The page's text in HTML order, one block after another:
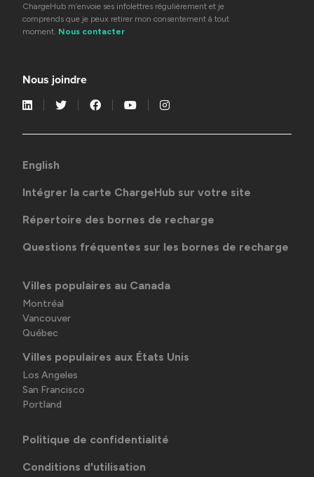
ChargeHub m’envoie ses infolettres régulièrement et je
comprends que je peux retirer mon consentement à tout
moment. Nous contacter
Nous joindre
English
Intégrer la carte ChargeHub sur votre site
Répertoire des bornes de recharge
Questions fréquentes sur les bornes de recharge
Villes populaires au Canada
Montréal
Vancouver
Québec
Villes populaires aux États Unis
Los Angeles
San Francisco
Portland
Politique de confidentialité
Conditions d'utilisation